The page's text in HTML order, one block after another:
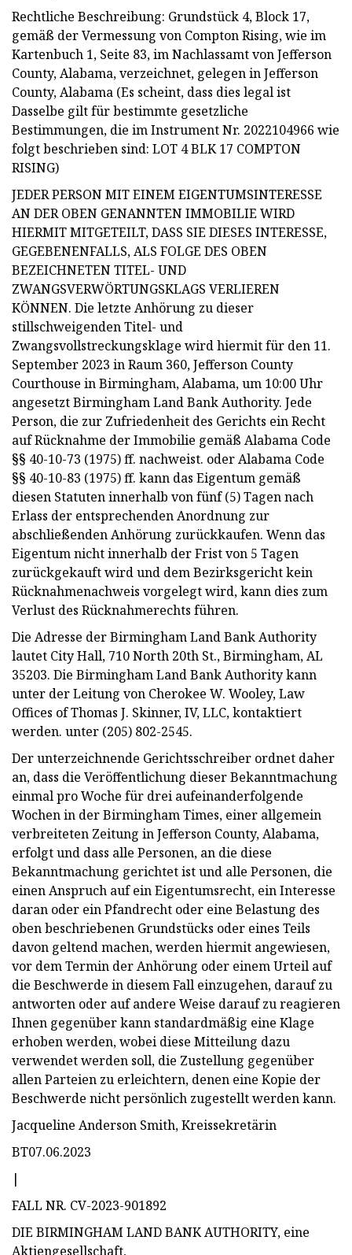
Rechtliche Beschreibung: Grundstück 4, Block 17,
gemäß der Vermessung von Compton Rising, wie im
Kartenbuch 1, Seite 83, im Nachlassamt von Jefferson
County, Alabama, verzeichnet, gelegen in Jefferson
County, Alabama (Es scheint, dass dies legal ist
Dasselbe gilt für bestimmte gesetzliche
Bestimmungen, die im Instrument Nr. 2022104966 wie
folgt beschrieben sind: LOT 4 BLK 17 COMPTON
RISING)
JEDER PERSON MIT EINEM EIGENTUMSINTERESSE
AN DER OBEN GENANNTEN IMMOBILIE WIRD
HIERMIT MITGETEILT, DASS SIE DIESES INTERESSE,
GEGEBENENFALLS, ALS FOLGE DES OBEN
BEZEICHNETEN TITEL- UND
ZWANGSVERWÖRTUNGSKLAGS VERLIEREN
KÖNNEN. Die letzte Anhörung zu dieser
stillschweigenden Titel- und
Zwangsvollstreckungsklage wird hiermit für den 11.
September 2023 in Raum 360, Jefferson County
Courthouse in Birmingham, Alabama, um 10:00 Uhr
angesetzt Birmingham Land Bank Authority. Jede
Person, die zur Zufriedenheit des Gerichts ein Recht
auf Rücknahme der Immobilie gemäß Alabama Code
§§ 40-10-73 (1975) ff. nachweist. oder Alabama Code
§§ 40-10-83 (1975) ff. kann das Eigentum gemäß
diesen Statuten innerhalb von fünf (5) Tagen nach
Erlass der entsprechenden Anordnung zur
abschließenden Anhörung zurückkaufen. Wenn das
Eigentum nicht innerhalb der Frist von 5 Tagen
zurückgekauft wird und dem Bezirksgericht kein
Rücknahmenachweis vorgelegt wird, kann dies zum
Verlust des Rücknahmerechts führen.
Die Adresse der Birmingham Land Bank Authority
lautet City Hall, 710 North 20th St., Birmingham, AL
35203. Die Birmingham Land Bank Authority kann
unter der Leitung von Cherokee W. Wooley, Law
Offices of Thomas J. Skinner, IV, LLC, kontaktiert
werden. unter (205) 802-2545.
Der unterzeichnende Gerichtsschreiber ordnet daher
an, dass die Veröffentlichung dieser Bekanntmachung
einmal pro Woche für drei aufeinanderfolgende
Wochen in der Birmingham Times, einer allgemein
verbreiteten Zeitung in Jefferson County, Alabama,
erfolgt und dass alle Personen, an die diese
Bekanntmachung gerichtet ist und alle Personen, die
einen Anspruch auf ein Eigentumsrecht, ein Interesse
daran oder ein Pfandrecht oder eine Belastung des
oben beschriebenen Grundstücks oder eines Teils
davon geltend machen, werden hiermit angewiesen,
vor dem Termin der Anhörung oder einem Urteil auf
die Beschwerde in diesem Fall einzugehen, darauf zu
antworten oder auf andere Weise darauf zu reagieren
Ihnen gegenüber kann standardmäßig eine Klage
erhoben werden, wobei diese Mitteilung dazu
verwendet werden soll, die Zustellung gegenüber
allen Parteien zu erleichtern, denen eine Kopie der
Beschwerde nicht persönlich zugestellt werden kann.
Jacqueline Anderson Smith, Kreissekretärin
BT07.06.2023
|
FALL NR. CV-2023-901892
DIE BIRMINGHAM LAND BANK AUTHORITY, eine
Aktiengesellschaft,